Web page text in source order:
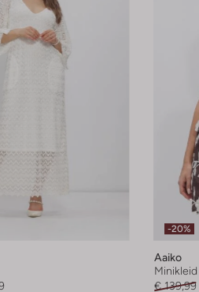
-20%
Aaiko
Minikleid
€ 139,99